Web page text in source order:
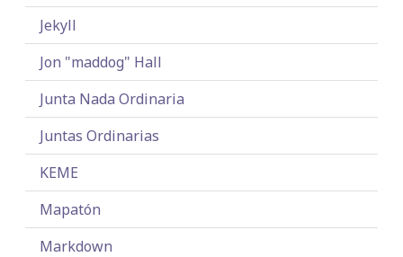
Jekyll
Jon "maddog" Hall
Junta Nada Ordinaria
Juntas Ordinarias
KEME
Mapatón
Markdown